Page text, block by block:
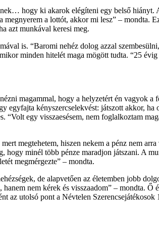
hogy ki akarok elégíteni egy belső
a lottót, akkor mi lesz” – mondta.
azt munkával keresi meg.
is. “Baromi nehéz dolog azzal
minden hitelét maga mögött tudta. “25
magammal, hogy a helyzetért én vagyok
egyfajta kényszercselekvést: játszott akkor,
“Volt egy visszaesésem, nem foglalkoztam
megtehetem, hiszen nekem a pénz nem
hogy minél több pénze maradjon játszani. A
megmérgezte” – mondta.
de alapvetően az életemben jobb
nem kérek és visszaadom” – mondta.
az utolsó pont a Névtelen